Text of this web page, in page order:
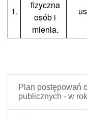
1.
fizyczna
osób i
mienia.
Plan postępowań
publicznych - w